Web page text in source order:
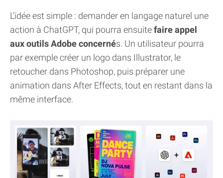
L’idée est simple : demander en langage naturel une
action à ChatGPT, qui pourra ensuitefaire appel
aux outils Adobe concernés. Un utilisateur pourra
par exemple créer un logo dans Illustrator, le
retoucher dans Photoshop, puis préparer une
animation dans After Effects, tout en restant dans la
même interface.